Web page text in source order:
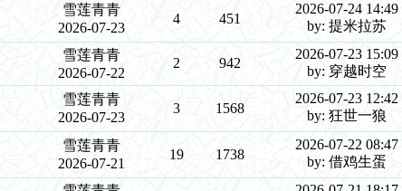
雪莲青青
2026-07-23
4 451
2026-07-24 14:49
by: 提米拉苏
雪莲青青
2026-07-22
2 942
2026-07-23 15:09
by: 穿越时空
雪莲青青
2026-07-23
3 1568
2026-07-23 12:42
by: 狂世一狼
雪莲青青
2026-07-21
19 1738
2026-07-22 08:47
by: 借鸡生蛋